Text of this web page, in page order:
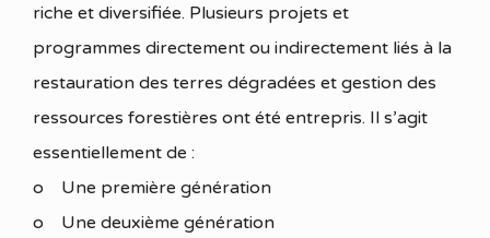
riche et diversifiée. Plusieurs projets et
programmes directement ou indirectement liés à la
restauration des terres dégradées et gestion des
ressources forestières ont été entrepris. Il s’agit
essentiellement de :
o Une première génération
o Une deuxième génération